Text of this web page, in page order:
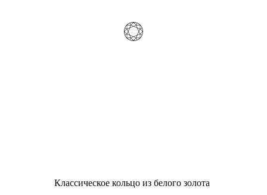
Классическое кольцо из белого золота